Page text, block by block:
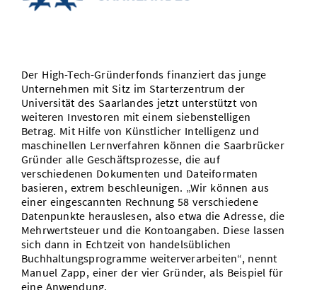
Vom Studium in den Beruf
Bibliothek
SIC Merchandise
SIC Podcast
Termine, Vorträge und Veranstaltungen
Alumni
Der High-Tech-Gründerfonds finanziert das junge
Unternehmen mit Sitz im Starterzentrum der
Universität des Saarlandes jetzt unterstützt von
weiteren Investoren mit einem siebenstelligen
Betrag. Mit Hilfe von Künstlicher Intelligenz und
maschinellen Lernverfahren können die Saarbrücker
Gründer alle Geschäftsprozesse, die auf
verschiedenen Dokumenten und Dateiformaten
basieren, extrem beschleunigen. „Wir können aus
einer eingescannten Rechnung 58 verschiedene
Datenpunkte herauslesen, also etwa die Adresse, die
Mehrwertsteuer und die Kontoangaben. Diese lassen
sich dann in Echtzeit von handelsüblichen
Buchhaltungsprogramme weiterverarbeiten“, nennt
Manuel Zapp, einer der vier Gründer, als Beispiel für
eine Anwendung.